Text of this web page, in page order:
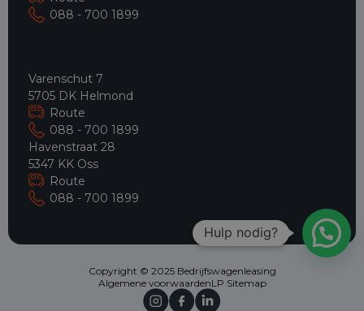
088 - 700 1899
Varenschut 7
5705 DK Helmond
Route
088 - 700 1899
Havenstraat 28
5347 KK Oss
Route
088 - 700 1899
Copyright © 2025 Bedrijfswagenleasing
Algemene voorwaardenLP Sitemap
Hulp nodig?